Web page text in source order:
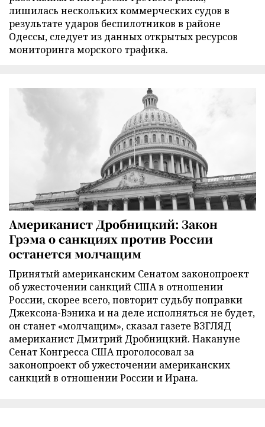
лишилась нескольких коммерческих судов в
результате ударов беспилотников в районе
Одессы, следует из данных открытых ресурсов
мониторинга морского трафика.
Американист Дробницкий: Закон
Грэма о санкциях против России
останется молчащим
Принятый американским Сенатом законопроект
об ужесточении санкций США в отношении
России, скорее всего, повторит судьбу поправки
Джексона-Вэника и на деле исполняться не будет,
он станет «молчащим», сказал газете ВЗГЛЯД
американист Дмитрий Дробницкий. Накануне
Сенат Конгресса США проголосовал за
законопроект об ужесточении американских
санкций в отношении России и Ирана.